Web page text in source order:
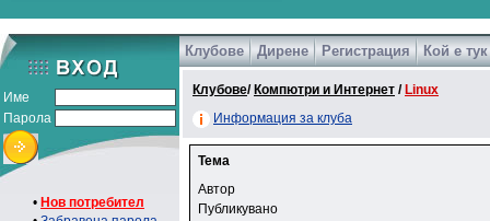
Games
Име
Парола
• Нов потребител
Клубове Дирене Регистрация Кой е тук
Клубове/ Компютри и Интернет / Linux
Информация за клуба
Тема
Автор
Публикувано